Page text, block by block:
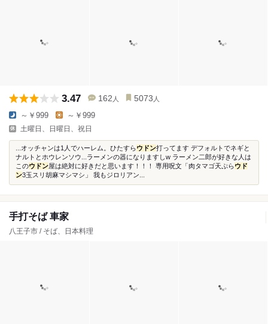
3.47 162 人 5073 人
～￥999 ～￥999
土曜日、日曜日、祝日
...オッチャンは1人でハーレム。ひたすらウドン打ってます デフォルトでネギと
ナルトとホウレンソウ...ラーメンの器になりますしw ラーメン二郎が好きな人は
このウドン屋は絶対に好きだと思います！！！ 専用呪文「肉タマゴ天ぷらウド
ン3玉スリ胡麻マシマシ」 我もジロリアン...
手打そば 車家
八王子市 / そば、日本料理